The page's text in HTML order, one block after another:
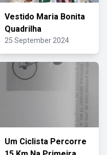
Vestido Maria Bonita
Quadrilha
25 September 2024
Um Ciclista Percorre